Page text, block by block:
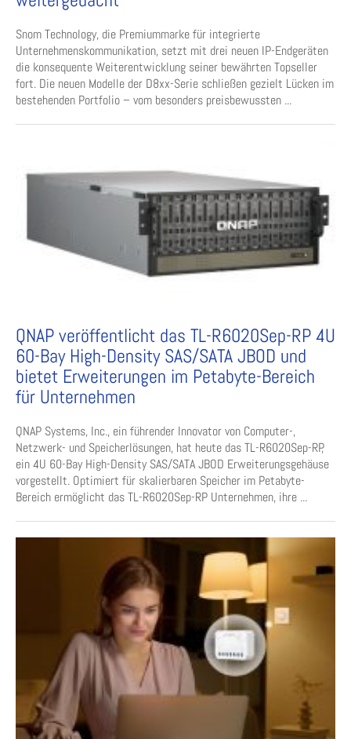
Snom Technology, die Premiummarke für integrierte
Unternehmenskommunikation, setzt mit drei neuen IP-Endgeräten
die konsequente Weiterentwicklung seiner bewährten Topseller
fort. Die neuen Modelle der D8xx-Serie schließen gezielt Lücken im
bestehenden Portfolio – vom besonders preisbewussten ...
QNAP veröffentlicht das TL-R6020Sep-RP 4U
60-Bay High-Density SAS/SATA JBOD und
bietet Erweiterungen im Petabyte-Bereich
für Unternehmen
QNAP Systems, Inc., ein führender Innovator von Computer-,
Netzwerk- und Speicherlösungen, hat heute das TL-R6020Sep-RP,
ein 4U 60-Bay High-Density SAS/SATA JBOD Erweiterungsgehäuse
vorgestellt. Optimiert für skalierbaren Speicher im Petabyte-
Bereich ermöglicht das TL-R6020Sep-RP Unternehmen, ihre ...